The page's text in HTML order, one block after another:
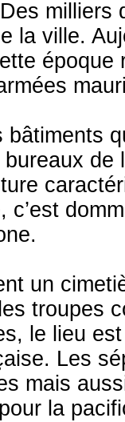
milliers
la ville.
époque
bâtiments
de
un
troupes
le lieu
Les
mais
la